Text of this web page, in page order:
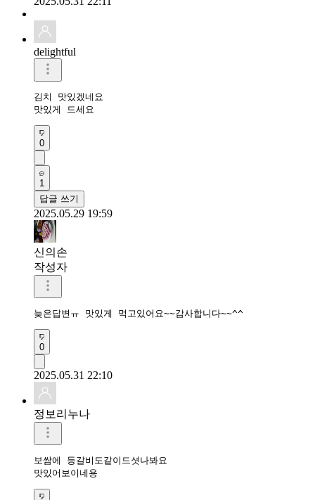
delightful
김치 맛있겠네요
맛있게 드세요
0
1
답글 쓰기
2025.05.29 19:59
신의손
작성자
늦은답변ㅠ 맛있게 먹고있어요~~감사합니다~~^^
0
2025.05.31 22:10
정보리누나
보쌈에 등갈비도같이드셧나봐요
맛있어보이네용